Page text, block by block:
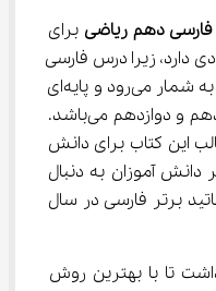
دهم ریاضی برای
دارد، زیرا درس فارسی
یکی از دروس عمومی بسیار مهم به شمار می‌رود و پایه‌ای
برای درس فارسی در سال‌های یازدهم و دوازدهم می‌باشد.
این کتاب برای دانش
دانش آموزان به دنبال
برتر فارسی در سال
تا با بهترین روش